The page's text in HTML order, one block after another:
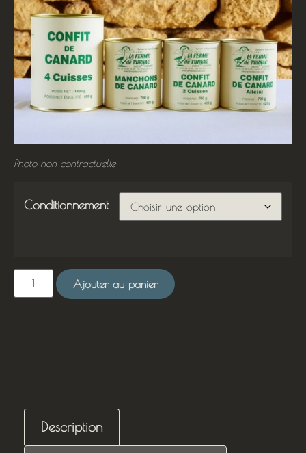
Photo non contractuelle
Conditionnement
Ajouter au panier
Description